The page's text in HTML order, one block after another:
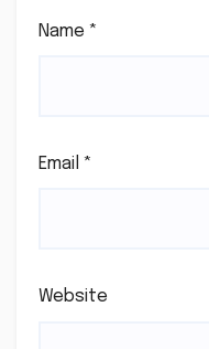
Name *
Email *
Website